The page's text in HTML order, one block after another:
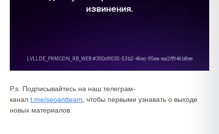
P.s. Подписывайтесь на наш телеграм-
канал t.me/seoantteam , чтобы первыми узнавать о выходе
новых материалов.